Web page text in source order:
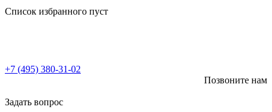
Список избранного пуст
+7 (495) 380-31-02
Позвоните нам
Задать вопрос